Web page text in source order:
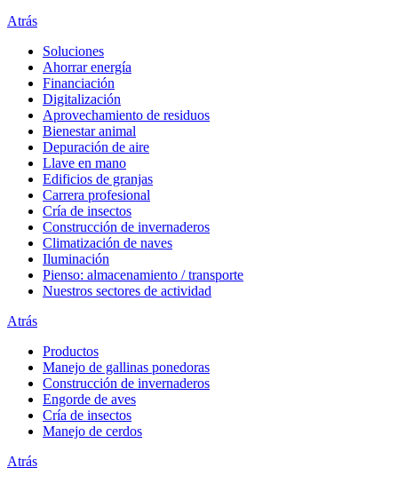
Atrás
Soluciones
Ahorrar energía
Financiación
Digitalización
Aprovechamiento de residuos
Bienestar animal
Depuración de aire
Llave en mano
Edificios de granjas
Carrera profesional
Cría de insectos
Construcción de invernaderos
Climatización de naves
Iluminación
Pienso: almacenamiento / transporte
Nuestros sectores de actividad
Atrás
Productos
Manejo de gallinas ponedoras
Construcción de invernaderos
Engorde de aves
Cría de insectos
Manejo de cerdos
Atrás